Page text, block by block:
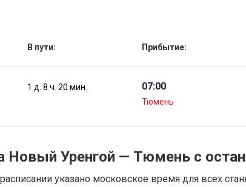
В пути: Прибытие:
1 д. 8 ч. 20 мин. 07:00
Тюмень
Новый Уренгой — Тюмень с
указано московское время для всех